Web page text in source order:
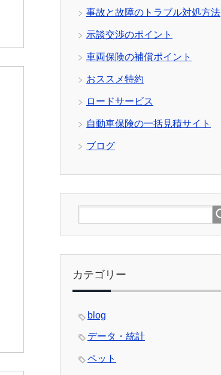
事故と故障のトラブル対処方法
示談交渉のポイント
車両保険の補償ポイント
おススメ特約
ロードサービス
自動車保険の一括見積サイト
ブログ
カテゴリー
blog
データ・統計
ペット